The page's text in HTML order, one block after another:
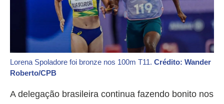
Lorena Spoladore foi bronze nos 100m T11. Crédito: Wander
Roberto/CPB
A delegação brasileira continua fazendo bonito nos